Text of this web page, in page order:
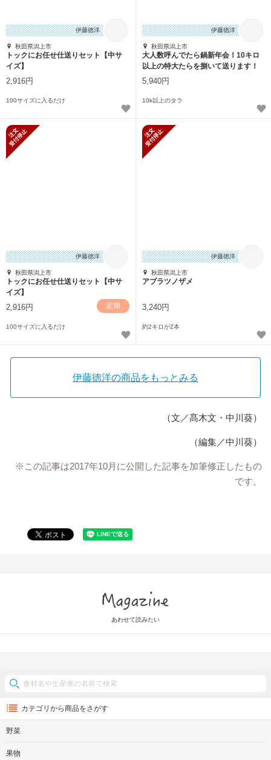
伊藤徳洋
秋田県潟上市
トックにお任せ仕送りセット【中サ
イズ】
2,916円
100サイズに入るだけ
伊藤徳洋
秋田県潟上市
大人数呼んでたら鍋新年会！10キロ
以上の特大たらを捌いて送ります！
5,940円
10k以上のタラ
伊藤徳洋
秋田県潟上市
トックにお任せ仕送りセット【中サ
イズ】
2,916円 定期
100サイズに入るだけ
伊藤徳洋
秋田県潟上市
アブラツノザメ
3,240円
約2キロが2本
伊藤徳洋の商品をもっとみる
（文／髙木文・中川葵）
（編集／中川葵）
※この記事は2017年10月に公開した記事を加筆修正したもの
です。
あわせて読みたい
カテゴリから商品をさがす
野菜
果物